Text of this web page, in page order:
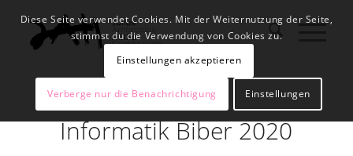
Informatik Biber 2020
Diese Seite verwendet Cookies. Mit der Weiternutzung der Seite,
stimmst du die Verwendung von Cookies zu.
Einstellungen akzeptieren
Verberge nur die Benachrichtigung Einstellungen